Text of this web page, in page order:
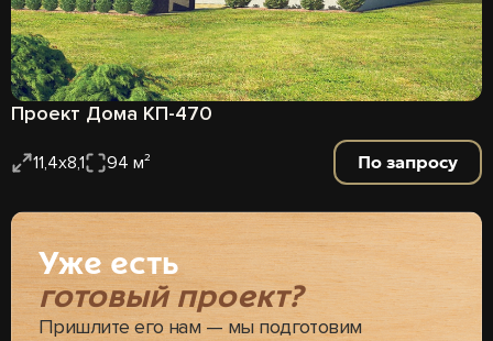
Проект Дома КП-470
11,4х8,1 94 м² По запросу
Уже есть
готовый проект?
Пришлите его нам — мы подготовим